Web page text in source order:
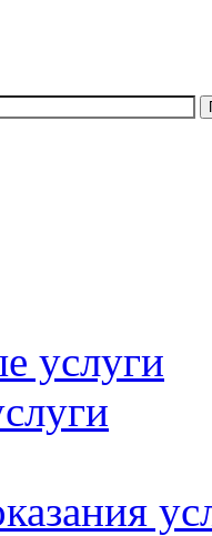
услуги